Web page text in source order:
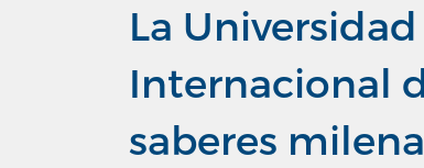
La
Internacional
saberes